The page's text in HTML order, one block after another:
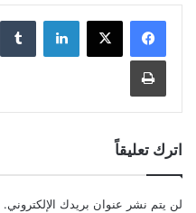
لينكدإن
طباعة
اترك تعليقاً
لن يتم نشر عنوان بريدك الإلكتروني.